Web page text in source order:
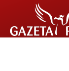
Przejdź do treści